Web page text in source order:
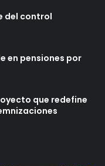
del control
en pensiones por
que redefine